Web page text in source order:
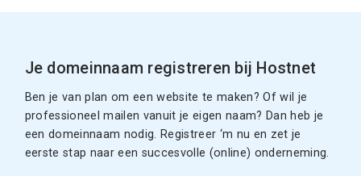
Je domeinnaam registreren bij Hostnet
Ben je van plan om een website te maken? Of wil je
professioneel mailen vanuit je eigen naam? Dan heb je
een domeinnaam nodig. Registreer ‘m nu en zet je
eerste stap naar een succesvolle (online) onderneming.